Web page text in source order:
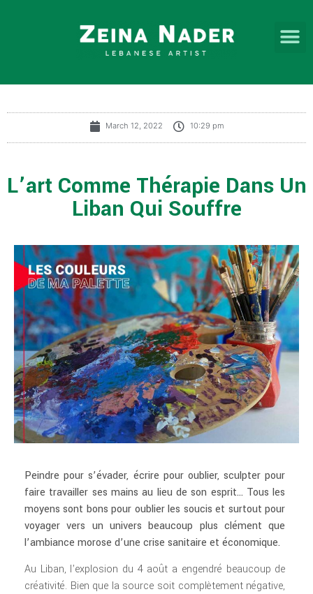
March 12, 2022 10:29 pm
L’art Comme Thérapie Dans Un
Liban Qui Souffre
Peindre pour s’évader, écrire pour oublier, sculpter pour
faire travailler ses mains au lieu de son esprit… Tous les
moyens sont bons pour oublier les soucis et surtout pour
voyager vers un univers beaucoup plus clément que
l’ambiance morose d’une crise sanitaire et économique.
Au Liban, l’explosion du 4 août a engendré beaucoup de
créativité. Bien que la source soit complètement négative,